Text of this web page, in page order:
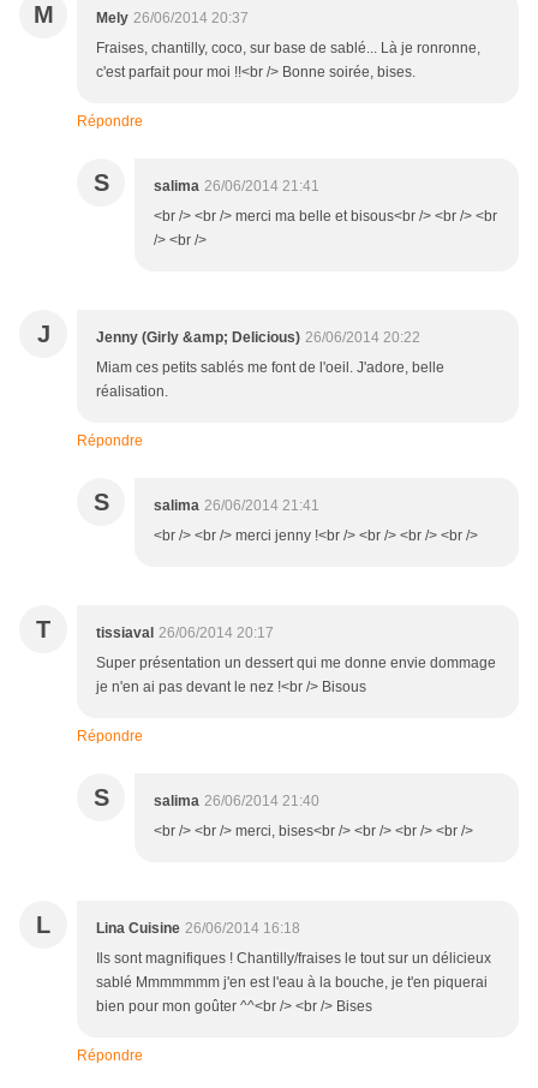
M Mely 26/06/2014 20:37
Fraises, chantilly, coco, sur base de sablé... Là je ronronne,
c'est parfait pour moi !!<br /> Bonne soirée, bises.
Répondre
S salima 26/06/2014 21:41
<br /> <br /> merci ma belle et bisous<br /> <br /> <br
/> <br />
J Jenny (Girly &amp; Delicious) 26/06/2014 20:22
Miam ces petits sablés me font de l'oeil. J'adore, belle
réalisation.
Répondre
S salima 26/06/2014 21:41
<br /> <br /> merci jenny !<br /> <br /> <br /> <br />
T tissiaval 26/06/2014 20:17
Super présentation un dessert qui me donne envie dommage
je n'en ai pas devant le nez !<br /> Bisous
Répondre
S salima 26/06/2014 21:40
<br /> <br /> merci, bises<br /> <br /> <br /> <br />
L Lina Cuisine 26/06/2014 16:18
Ils sont magnifiques ! Chantilly/fraises le tout sur un délicieux
sablé Mmmmmmm j'en est l'eau à la bouche, je t'en piquerai
bien pour mon goûter ^^<br /> <br /> Bises
Répondre